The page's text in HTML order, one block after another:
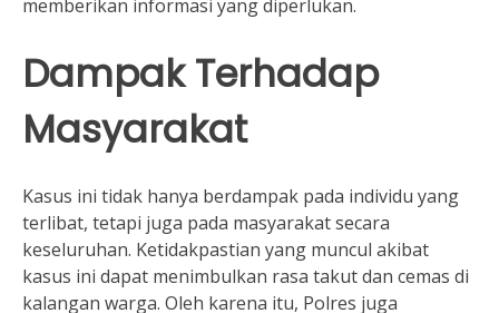
memberikan informasi yang diperlukan.
Dampak Terhadap
Masyarakat
Kasus ini tidak hanya berdampak pada individu yang
terlibat, tetapi juga pada masyarakat secara
keseluruhan. Ketidakpastian yang muncul akibat
kasus ini dapat menimbulkan rasa takut dan cemas di
kalangan warga. Oleh karena itu, Polres juga